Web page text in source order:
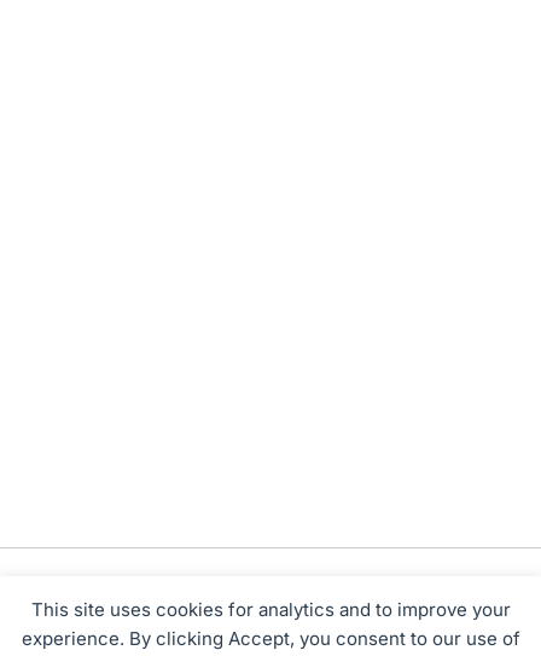
This site uses cookies for analytics and to improve your
experience. By clicking Accept, you consent to our use of